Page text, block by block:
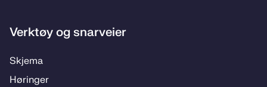
Verktøy og snarveier
Skje­­ma
Hø­rin­­ger